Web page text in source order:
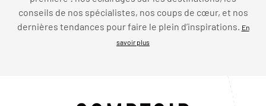
conseils de nos spécialistes, nos coups de cœur, et nos
dernières tendances pour faire le plein d’inspirations. En
savoir plus